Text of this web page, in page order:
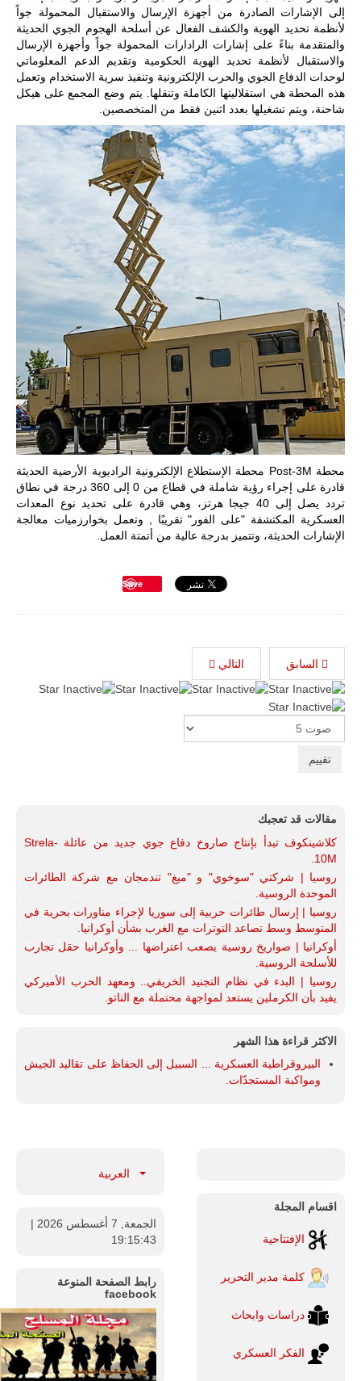
ليبيا | إنطلاق
تدريبات
فلينتلوك
2026 الدولية
بمشاركة
جيوش وقادة
من 30 دولة
بمدينة سرت
الليبية.
في خطوة
تُوصف بأنها
اختبار عملي
جديد لإمكانية
تقريب
المسافات بين
المؤسستين
شرق البلاد
وغربها، وسط
حضور دولي
تقوده الولايات
المتحدة وشراكة
مباشرة مع
أطراف ليبية
منقسمة منذ…
للمزيد
إلى الإشارات الصادرة من أجهزة الإرسال والاستقبال المحمولة جواً
لأنظمة تحديد الهوية والكشف الفعال عن أسلحة الهجوم الجوي الحديثة
والمتقدمة بناءً على إشارات الرادارات المحمولة جواً وأجهزة الإرسال
والاستقبال لأنظمة تحديد الهوية الحكومية وتقديم الدعم المعلوماتي
لوحدات الدفاع الجوي والحرب الإلكترونية وتنفيذ سرية الاستخدام وتعمل
هذه المحطة هي استقلاليتها الكاملة وتنقلها. يتم وضع المجمع على هيكل
شاحنة، ويتم تشغيلها بعدد اثنين فقط من المتخصصين.
محطة Post-3M محطة الإستطلاع الإلكترونية الراديوية الأرضية الحديثة
قادرة على إجراء رؤية شاملة في قطاع من 0 إلى 360 درجة في نطاق
تردد يصل إلى 40 جيجا هرتز، وهي قادرة على تحديد نوع المعدات
العسكرية المكتشفة "على الفور" تقريبًا , وتعمل بخوارزميات معالجة
الإشارات الحديثة، وتتميز بدرجة عالية من أتمتة العمل.
Save
السابق التالي
Rate
مقالات قد تعجبك
كلاشينكوف تبدأ بإنتاج صاروخ دفاع جوي جديد من عائلة Strela-
10M.
روسيا | شركتي "سوخوي" و "ميغ" تندمجان مع شركة الطائرات
الموحدة الروسية.
روسيا | إرسال طائرات حربية إلى سوريا لإجراء مناورات بحرية في
المتوسط وسط تصاعد التوترات مع الغرب بشأن أوكرانيا.
أوكرانيا | صواريخ روسية يصعب اعتراضها ... وأوكرانيا حقل تجارب
للأسلحة الروسية.
روسيا | البدء في نظام التجنيد الخريفي.. ومعهد الحرب الأميركي
يفيد بأن الكرملين يستعد لمواجهة محتملة مع الناتو.
الاكثر قراءة هذا الشهر
البيروقراطية العسكرية ... السبيل إلى الحفاظ على تقاليد الجيش
ومواكبة المستجدّات.
اقسام المجلة
الإفتتاحية
كلمة مدير التحرير
دراسات وابحاث
الفكر العسكري
العربية
الجمعة, 7 أغسطس 2026
|
19:15:44
رابط الصفحة المنوعة
facebook